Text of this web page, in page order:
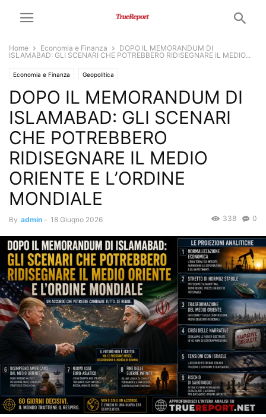
Home Economia e Finanza
DOPO IL MEMORANDUM DI
ISLAMABAD: GLI SCENARI CHE POTREBBERO RIDISEGNARE IL MEDIO...
Economia e Finanza Geopolitica
DOPO IL MEMORANDUM DI
ISLAMABAD: GLI SCENARI
CHE POTREBBERO
RIDISEGNARE IL MEDIO
ORIENTE E L’ORDINE
MONDIALE
By admin - 18 Giugno 2026 0
338